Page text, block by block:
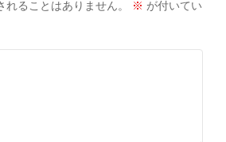
れることはありません。 ※ が付いてい